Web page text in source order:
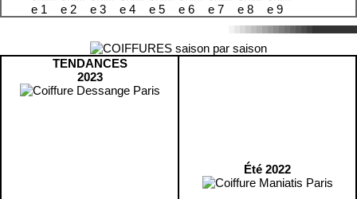
TENDANCES
2023
Été 2022